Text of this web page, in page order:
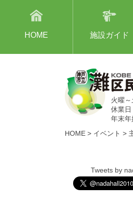
HOME 施設ガイド
火曜
休業日
年末
HOME > イベント >
Tweets by